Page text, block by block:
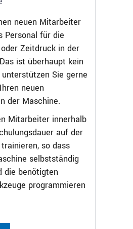
neuen Mitarbeiter
Personal für die
Zeitdruck in der
ist überhaupt kein
Sie gerne
neuen
der Maschine.
Mitarbeiter innerhalb
auf der
so dass
selbstständig
die benötigten
programmieren